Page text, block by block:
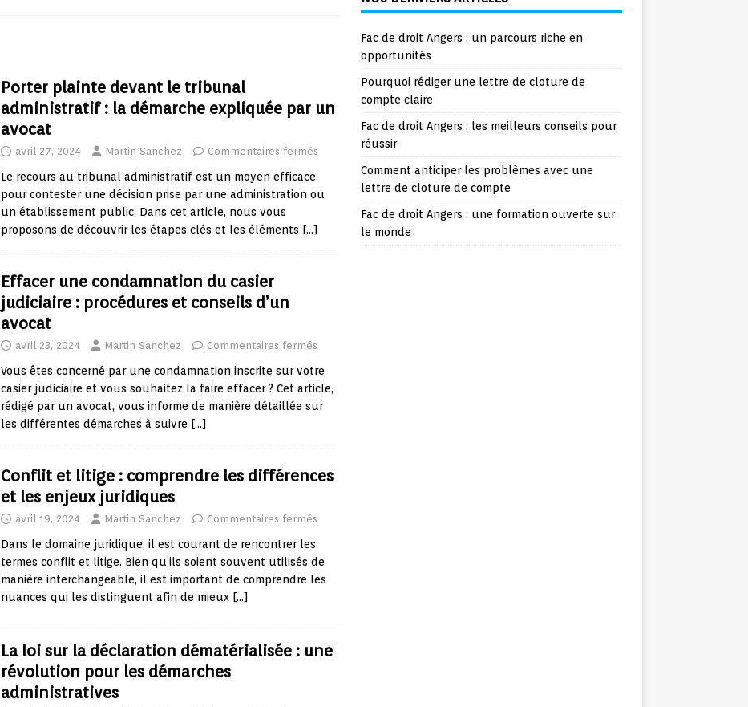
Porter plainte devant le tribunal
administratif : la démarche expliquée par un
avocat
avril 27, 2024 Martin Sanchez Commentaires fermés
Le recours au tribunal administratif est un moyen efficace
pour contester une décision prise par une administration ou
un établissement public. Dans cet article, nous vous
proposons de découvrir les étapes clés et les éléments […]
Effacer une condamnation du casier
judiciaire : procédures et conseils d’un
avocat
avril 23, 2024 Martin Sanchez Commentaires fermés
Vous êtes concerné par une condamnation inscrite sur votre
casier judiciaire et vous souhaitez la faire effacer ? Cet article,
rédigé par un avocat, vous informe de manière détaillée sur
les différentes démarches à suivre […]
Conflit et litige : comprendre les différences
et les enjeux juridiques
avril 19, 2024 Martin Sanchez Commentaires fermés
Dans le domaine juridique, il est courant de rencontrer les
termes conflit et litige. Bien qu’ils soient souvent utilisés de
manière interchangeable, il est important de comprendre les
nuances qui les distinguent afin de mieux […]
La loi sur la déclaration dématérialisée : une
révolution pour les démarches
administratives
Fac de droit Angers : un parcours riche en
opportunités
Pourquoi rédiger une lettre de cloture de
compte claire
Fac de droit Angers : les meilleurs conseils pour
réussir
Comment anticiper les problèmes avec une
lettre de cloture de compte
Fac de droit Angers : une formation ouverte sur
le monde